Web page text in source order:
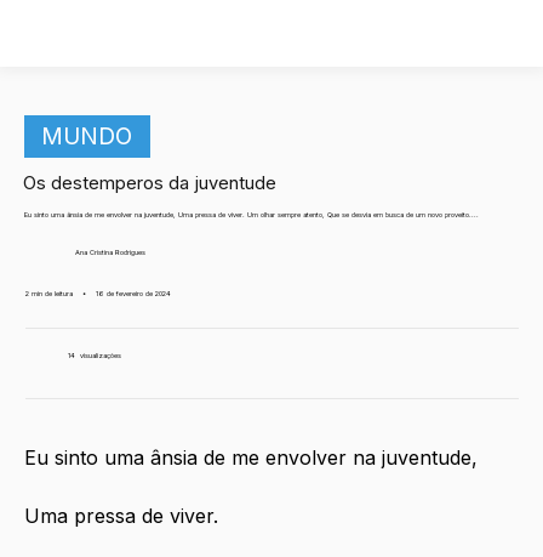
MUNDO
Os destemperos da juventude
Eu sinto uma ânsia de me envolver na juventude, Uma pressa de viver. Um olhar sempre atento, Que se desvia em busca de um novo proveito....
Ana Cristina Rodrigues
2 min de leitura • 16 de fevereiro de 2024
14 visualizações
Eu sinto uma ânsia de me envolver na juventude,
Uma pressa de viver.